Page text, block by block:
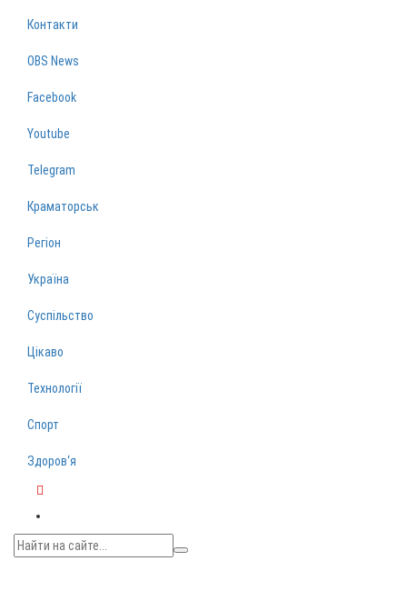
Контакти
OBS News
Facebook
Youtube
Telegram
Краматорськ
Регіон
Україна
Суспільство
Цікаво
Технології
Спорт
Здоров‘я